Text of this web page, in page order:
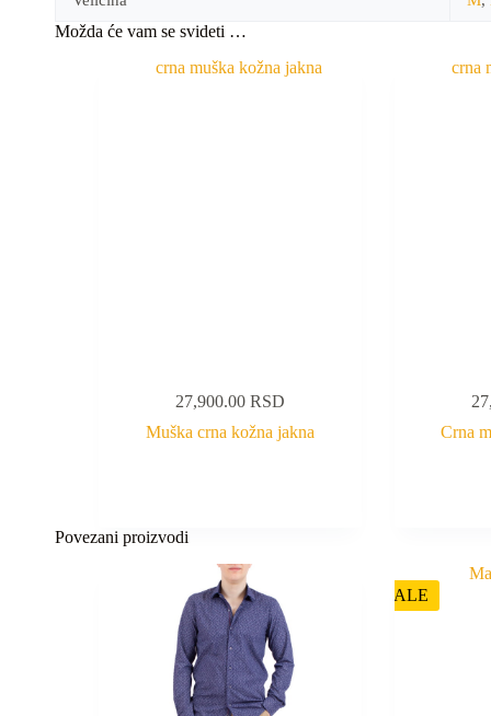
Možda će vam se svideti …
27,900.00 RSD
Muška crna kožna jakna
Crna
Povezani proizvodi
SALE